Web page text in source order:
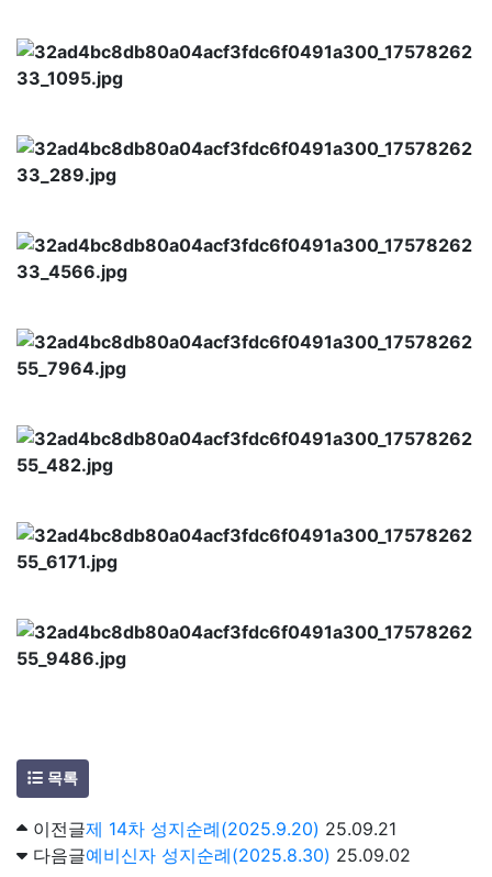
목록
이전글제 14차 성지순례(2025.9.20) 25.09.21
다음글예비신자 성지순례(2025.8.30) 25.09.02